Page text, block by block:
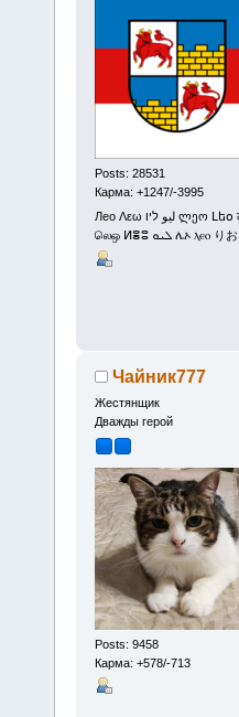
Posts: 28531
Карма: +1247/-3995
Лео Λεω ليو ליו ლეო Լեօ लेओ
லெஒ ⵍⴻⵓ ܠܝܘ ሌኦ ⲗⲉⲟ りお
Чайник777
Жестянщик
Дважды герой
Posts: 9458
Карма: +578/-713